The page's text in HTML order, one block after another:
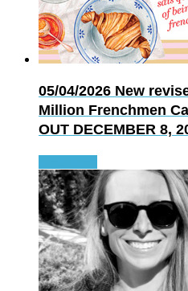
05/04/2026 New
Million Frenchmen
OUT DECEMBER 8,